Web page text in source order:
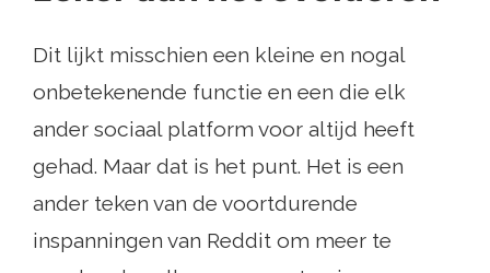
Dit lijkt misschien een kleine en nogal
onbetekenende functie en een die elk
ander sociaal platform voor altijd heeft
gehad. Maar dat is het punt. Het is een
ander teken van de voortdurende
inspanningen van Reddit om meer te